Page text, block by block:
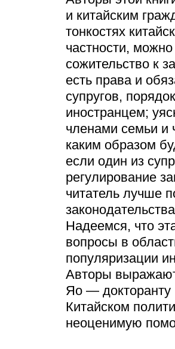
и китайским
тонкостях
частности,
сожительство к
есть права и
супругов,
иностранцем;
членами семьи и
каким образом
если один из
регулирование
читатель лучше
Надеемся, что
вопросы в
популяризации
Авторы выражают
Яо — докторанту
Китайском
неоценимую